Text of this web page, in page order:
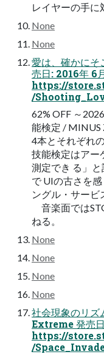
レイヤーの手に
None
None
愛は、確かに
売日: 2016年 6
https://
/
62% OFF ～
能検定 / MINUS
4本とそれぞれ
技能検定はアー
測定でき る」
で UIの古さを
ングル・サービ
音楽面では
ねる。
None
None
None
None
社会現象のリ
Extreme 発売
https://
/